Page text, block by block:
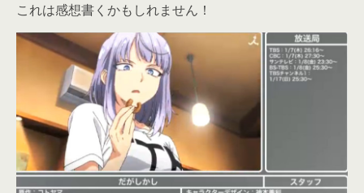
これは感想書くかもしれません！